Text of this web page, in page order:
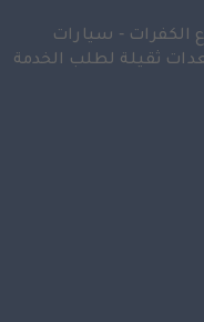
الكفرات - سيارات
ثقيلة لطلب الخدمة